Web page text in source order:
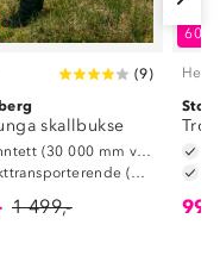
(9)
skallbukse
Vanntett (30 000 mm vannsøyle)
Fukttransporterende (10 000 g/m2/24t)
1 499,-
60%
Herre